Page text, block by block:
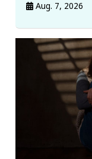
Aug. 7, 2026